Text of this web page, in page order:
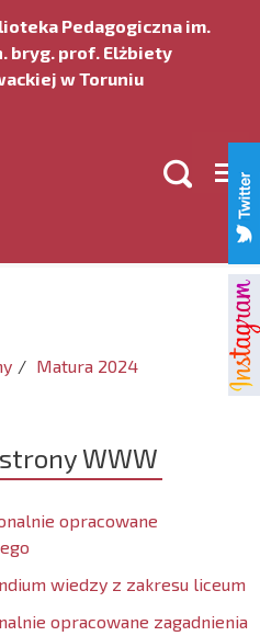
Pedagogiczna im.
bryg. prof. Elżbiety
w Toruniu

Matura 2024
WWW
opracowane
wiedzy z zakresu liceum
opracowane zagadnienia